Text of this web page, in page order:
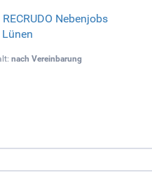
RECRUDO Nebenjobs
Lünen
nach Vereinbarung